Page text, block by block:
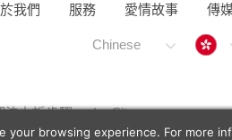
我們 服務 愛情故事 傳
Chinese
決上訴步驟
Sitemap
browsing experience. For more